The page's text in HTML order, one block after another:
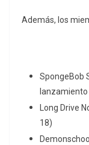
Además, los
SpongeBob
lanzamiento
Long Drive
18)